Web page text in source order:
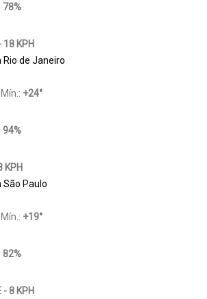
78%
18 KPH
de Janeiro
Mín.: +24°
94%
KPH
Paulo
Mín.: +19°
82%
- 8 KPH